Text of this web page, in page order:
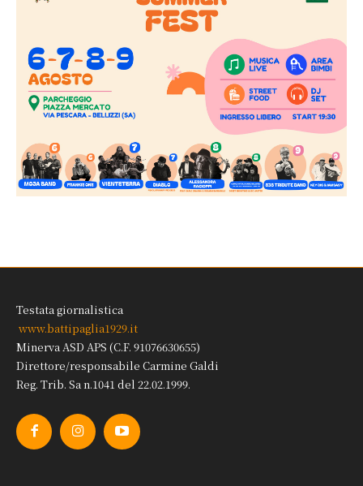
Testata giornalistica
www.battipaglia1929.it
Minerva ASD APS (C.F. 91076630655)
Direttore/responsabile Carmine Galdi
Reg. Trib. Sa n.1041 del 22.02.1999.